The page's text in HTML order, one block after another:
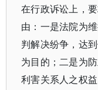
在行政诉讼上，
由：一是法院为
判解决纷争，达
为目的；二是为
利害关系人之权